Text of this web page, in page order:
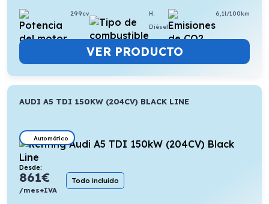
299cv
H.
Diésel
6,1l/100km
VER PRODUCTO
AUDI A5 TDI 150KW (204CV) BLACK LINE
Automático
Desde:
861€
/mes+IVA
Todo incluido